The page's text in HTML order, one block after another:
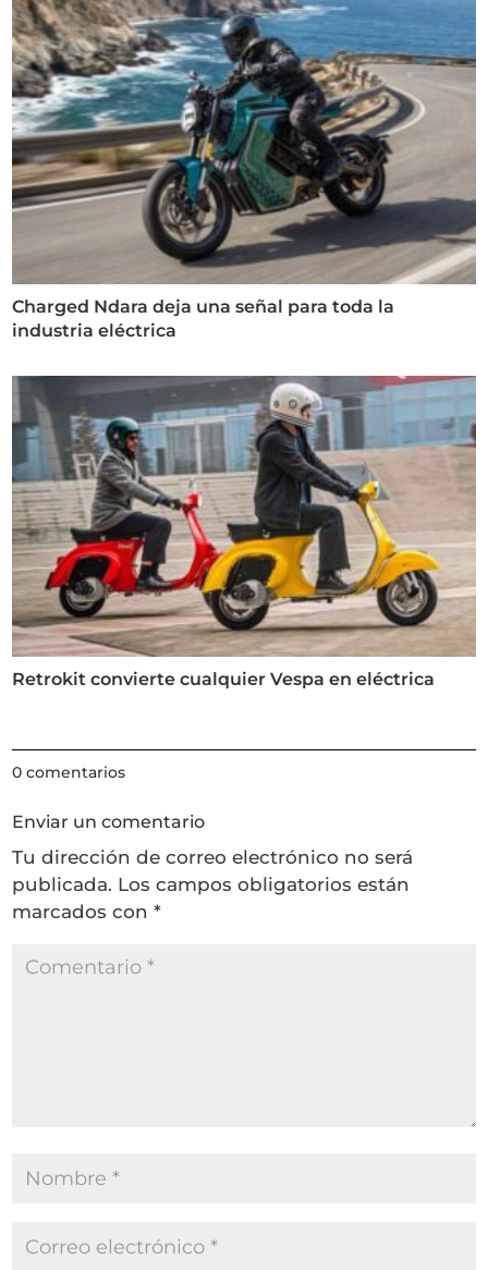
Charged Ndara deja una señal para toda la
industria eléctrica
Retrokit convierte cualquier Vespa en eléctrica
0 comentarios
Enviar un comentario
Tu dirección de correo electrónico no será
publicada. Los campos obligatorios están
marcados con*